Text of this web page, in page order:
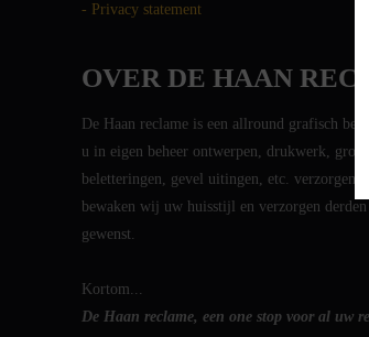
- Privacy statement
OVER DE HAAN
De Haan reclame is een allround grafisch
u in eigen beheer ontwerpen, drukwerk, groot
beletteringen, gevel uitingen, etc. verzorgen.
bewaken wij uw huisstijl en verzorgen
gewenst.
Kortom...
De Haan reclame, een one stop voor al uw